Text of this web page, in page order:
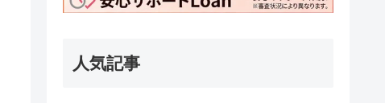
人気記事